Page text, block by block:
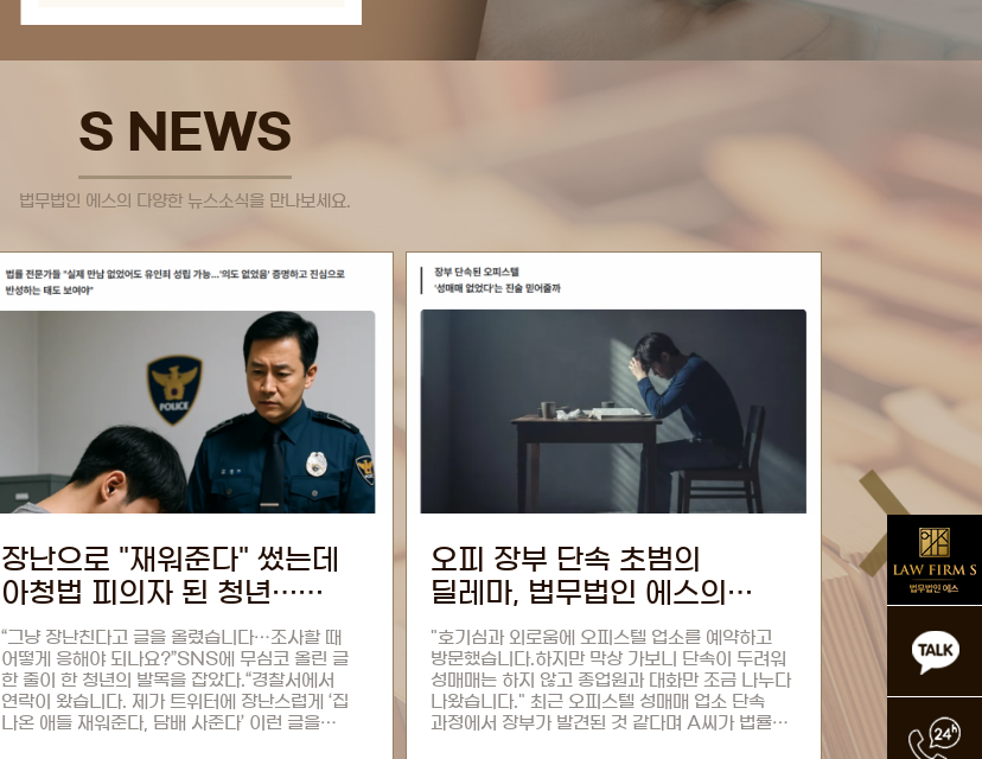
S NEWS
법무법인 에스의 다양한 뉴스소식을 만나보세요.
오피 장부 단속 초범의
딜레마, 법무법인 에스의
기소유예 비결은
"호기심과 외로움에 오피스텔 업소를 예약하고
방문했습니다.하지만 막상 가보니 단속이 두려워
성매매는 하지 않고 종업원과 대화만 조금 나누다
나왔습니다." 최근 오피스텔 성매매 업소 단속
과정에서 장부가 발견된 것 같다며 A씨가 법률
삭제해도 끝나지 않는 연인
몰카, 임태호 변호사가
알려주는 디지털 포렌식의
최후
삭제 버튼 눌렀는데…'연인 몰카' 혐의, 변호사
22명의 한목소리교제 두 달째, 꿈같던 제주도
여행은 한순간에 악몽으로 변했다. 전 여자친구와
성관계 도중 몰래 카메라 셔터를 누른 남성.
현장에서 들켜 급히 영상을 삭제했지만, 그의
[임태호
불법촬영
구매했
안 남을
불법 사이트에
남성이 경찰의
극심한 압박감
성범죄 보안처
변호인의 조력
자수 전략을 택